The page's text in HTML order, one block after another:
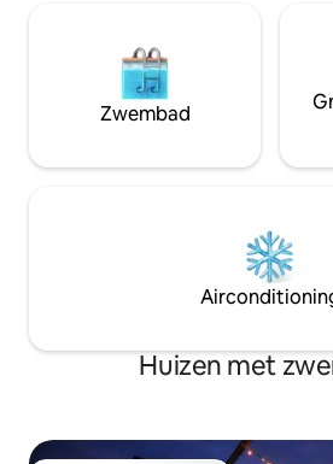
is voor een romantisch uitje met een
geliefde, een familievakantie of een
bijzondere verjaardag met goede
vrienden. De uitstekende
accommodatie in het hart van Seoul
Gyeongbokgung, Samcheong-dong
Insa-dong, dus je kunt het culturele
erfgoed van het centrum van Seoul
verkennen en na het sightseeën de
genieten van een kop warme thee in
een rustige hanok.😊
Zwembad
Huizen met